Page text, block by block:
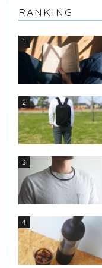
RANKING
1
2
3
4